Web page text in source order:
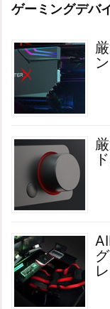
ゲーミングデバ